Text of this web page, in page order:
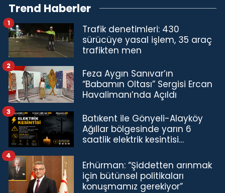
Trend Haberler
Trafik denetimleri: 430
sürücüye yasal işlem, 35 araç
trafikten men
1
Feza Aygın Sanıvar’ın
“Babamın Oltası” Sergisi Ercan
Havalimanı’nda Açıldı
2
Batıkent ile Gönyeli-Alayköy
Ağıllar bölgesinde yarın 6
saatlik elektrik kesintisi…
3
Erhürman: “Şiddetten arınmak
için bütünsel politikaları
konuşmamız gerekiyor”
4